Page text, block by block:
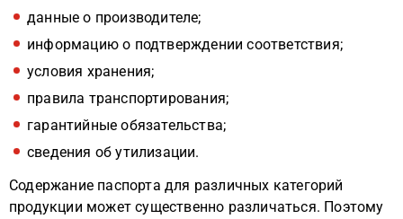
данные о производителе;
информацию о подтверждении соответствия;
условия хранения;
правила транспортирования;
гарантийные обязательства;
сведения об утилизации.
Содержание паспорта для различных категорий
продукции может существенно различаться. Поэтому